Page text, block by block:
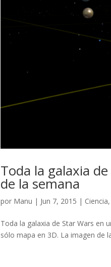
Toda la galaxia
de la semana
por Manu | Jun 7, 2015 | Ciencia,
Toda la galaxia de Star Wars en
sólo mapa en 3D. La imagen de